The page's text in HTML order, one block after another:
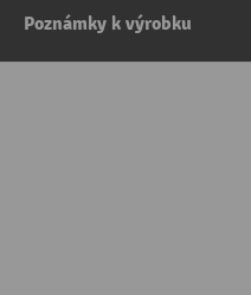
Poznámky k výrobku